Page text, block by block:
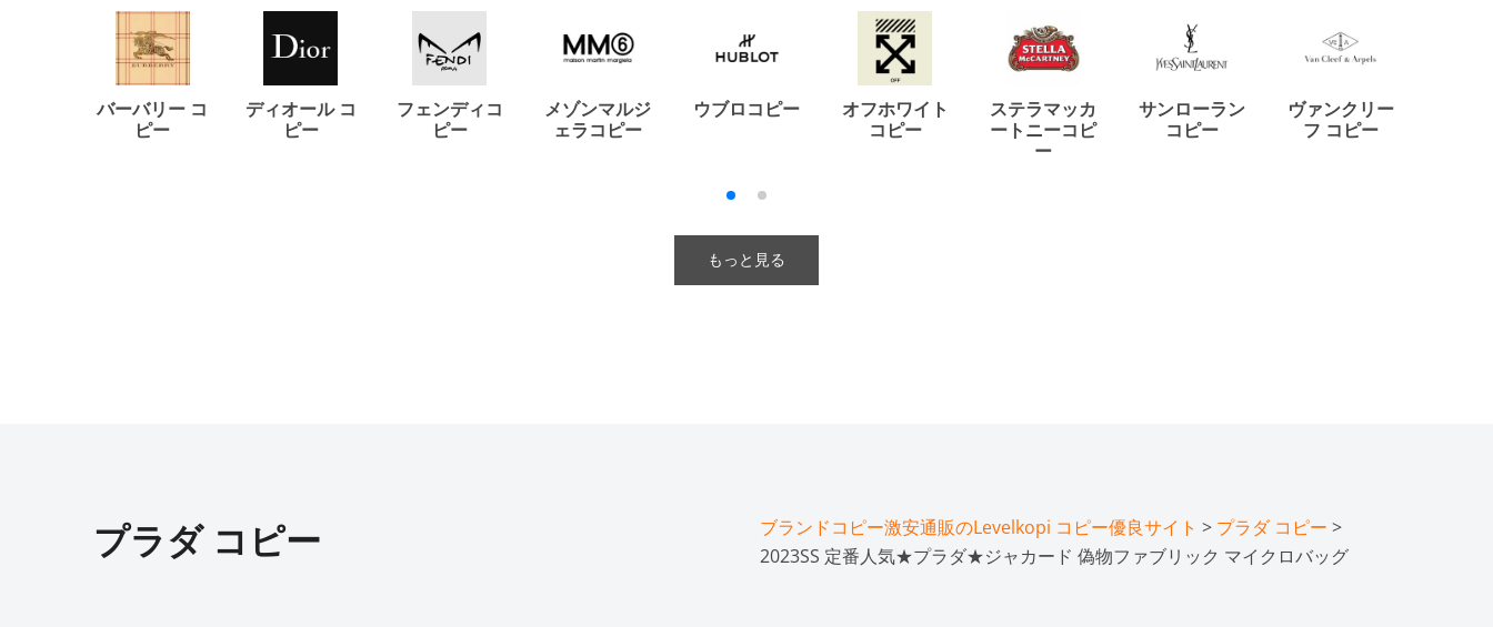
バーバリー コ
ピー
ディオール コ
ピー
フェンディコ
ピー
メゾンマルジ
ェラコピー
ウブロコピー
オフホワイト
コピー
ステラマッカ
ートニーコピ
ー
サンローラン
コピー
ヴァンクリー
フ コピー
もっと見る
プラダ コピー ブランドコピー激安通販のLevelkopi コピー優良サイト > プラダ コピー >
2023SS 定番人気★プラダ★ジャカード 偽物ファブリック マイクロバッグ